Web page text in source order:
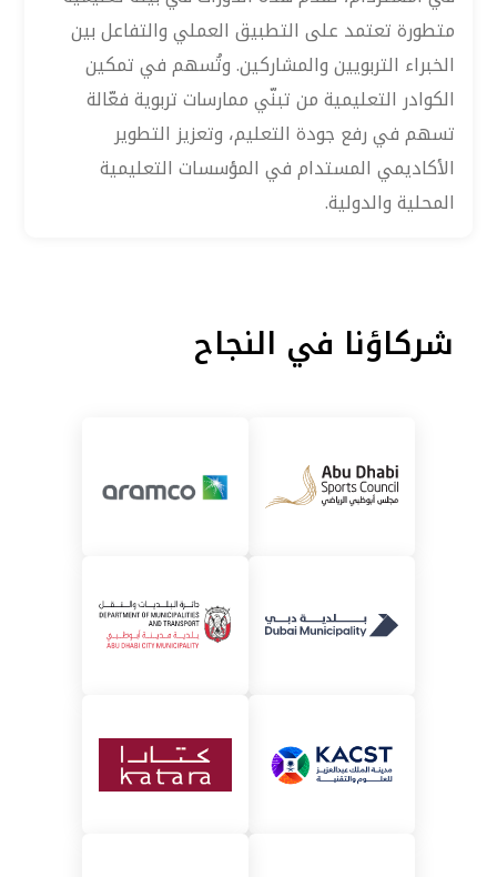
متطورة تعتمد على التطبيق العملي والتفاعل بين
الخبراء التربويين والمشاركين. وتُسهم في تمكين
الكوادر التعليمية من تبنّي ممارسات تربوية فعّالة
تسهم في رفع جودة التعليم، وتعزيز التطوير
الأكاديمي المستدام في المؤسسات التعليمية
المحلية والدولية.
شركاؤنا في النجاح